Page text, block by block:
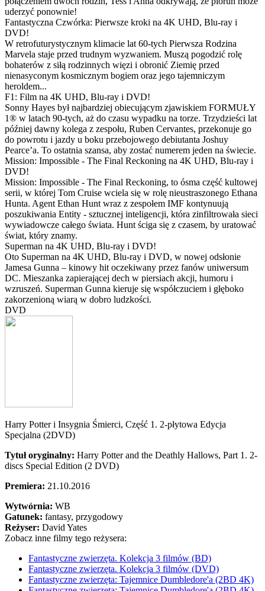
uderzyć ponownie!
Fantastyczna Czwórka: Pierwsze kroki na 4K UHD, Blu-ray i
DVD!
W retrofuturystycznym klimacie lat 60-tych Pierwsza Rodzina
Marvela staje przed trudnym wyzwaniem. Muszą pogodzić rolę
bohaterów z siłą rodzinnych więzi i obronić Ziemię przed
nienasyconym kosmicznym bogiem oraz jego tajemniczym
heroldem...
F1: Film na 4K UHD, Blu-ray i DVD!
Sonny Hayes był najbardziej obiecującym zjawiskiem FORMUŁY
1® w latach 90-tych, aż do czasu wypadku na torze. Trzydzieści lat
później dawny kolega z zespołu, Ruben Cervantes, przekonuje go
do powrotu i jazdy u boku przebojowego debiutanta Joshuy
Pearce’a. To ostatnia szansa, aby zostać numerem jeden na świecie.
Mission: Impossible - The Final Reckoning na 4K UHD, Blu-ray i
DVD!
Mission: Impossible - The Final Reckoning, to ósma część kultowej
serii, w której Tom Cruise wciela się w rolę nieustraszonego Ethana
Hunta. Agent Ethan Hunt wraz z zespołem IMF kontynuują
poszukiwania Entity - sztucznej inteligencji, która zinfiltrowała sieci
wywiadowcze całego świata. Hunt ściga się z czasem, by uratować
świat, który znamy.
Superman na 4K UHD, Blu-ray i DVD!
Oto Superman na 4K UHD, Blu-ray i DVD, w nowej odsłonie
Jamesa Gunna – kinowy hit oczekiwany przez fanów uniwersum
DC. Mieszanka zapierającej dech w piersiach akcji, humoru i
wzruszeń. Superman Gunna kieruje się współczuciem i głęboko
zakorzenioną wiarą w dobro ludzkości.
DVD
Harry Potter i Insygnia Śmierci, Część 1. 2-płytowa Edycja
Specjalna (2DVD)
Tytuł oryginalny: Harry Potter and the Deathly Hallows, Part 1. 2-
discs Special Edition (2 DVD)
Premiera: 21.10.2016
Wytwórnia: WB
Gatunek: fantasy, przygodowy
Reżyser: David Yates
Zobacz inne filmy tego reżysera:
Fantastyczne zwierzęta. Kolekcja 3 filmów (BD)
Fantastyczne zwierzęta. Kolekcja 3 filmów (DVD)
Fantastyczne zwierzęta: Tajemnice Dumbledore'a (2BD 4K)